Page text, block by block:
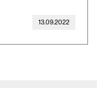
13.09.2022